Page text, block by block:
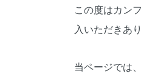
この度はカン
入いただきあ
当ページでは、